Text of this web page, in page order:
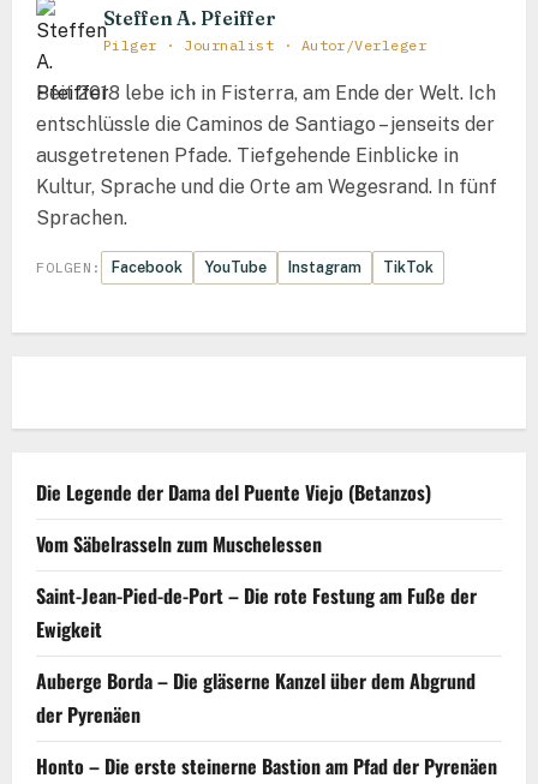
Steffen A. Pfeiffer
Pilger · Journalist · Autor/Verleger
Seit 2018 lebe ich in Fisterra, am Ende der Welt. Ich
entschlüssle die Caminos de Santiago – jenseits der
ausgetretenen Pfade. Tiefgehende Einblicke in
Kultur, Sprache und die Orte am Wegesrand. In fünf
Sprachen.
FOLGEN: Facebook YouTube Instagram TikTok
Die Legende der Dama del Puente Viejo (Betanzos)
Vom Säbelrasseln zum Muschelessen
Saint-Jean-Pied-de-Port – Die rote Festung am Fuße der
Ewigkeit
Auberge Borda – Die gläserne Kanzel über dem Abgrund
der Pyrenäen
Honto – Die erste steinerne Bastion am Pfad der Pyrenäen